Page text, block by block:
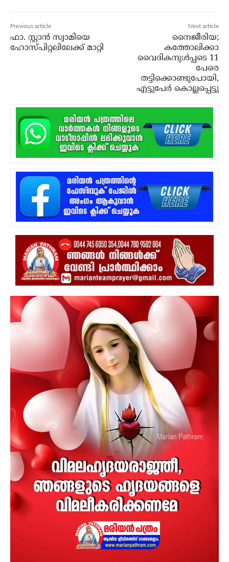
Previous article
ഫാ. സ്റ്റാന്‍ സ്വാമിയെ
ഹോസ്പിറ്റലിലേക്ക് മാറ്റി
Next article
നൈജീരിയ;
കത്തോലിക്കാ
വൈദികനുള്‍പ്പടെ 11
പേരെ
തട്ടിക്കൊണ്ടുപോയി,
എട്ടുപേര്‍ കൊല്ലപ്പെട്ടു